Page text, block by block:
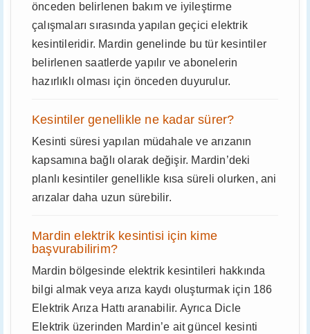
önceden belirlenen bakım ve iyileştirme
çalışmaları sırasında yapılan geçici elektrik
kesintileridir. Mardin genelinde bu tür kesintiler
belirlenen saatlerde yapılır ve abonelerin
hazırlıklı olması için önceden duyurulur.
Kesintiler genellikle ne kadar sürer?
Kesinti süresi yapılan müdahale ve arızanın
kapsamına bağlı olarak değişir. Mardin’deki
planlı kesintiler genellikle kısa süreli olurken, ani
arızalar daha uzun sürebilir.
Mardin elektrik kesintisi için kime
başvurabilirim?
Mardin bölgesinde elektrik kesintileri hakkında
bilgi almak veya arıza kaydı oluşturmak için 186
Elektrik Arıza Hattı aranabilir. Ayrıca Dicle
Elektrik üzerinden Mardin’e ait güncel kesinti